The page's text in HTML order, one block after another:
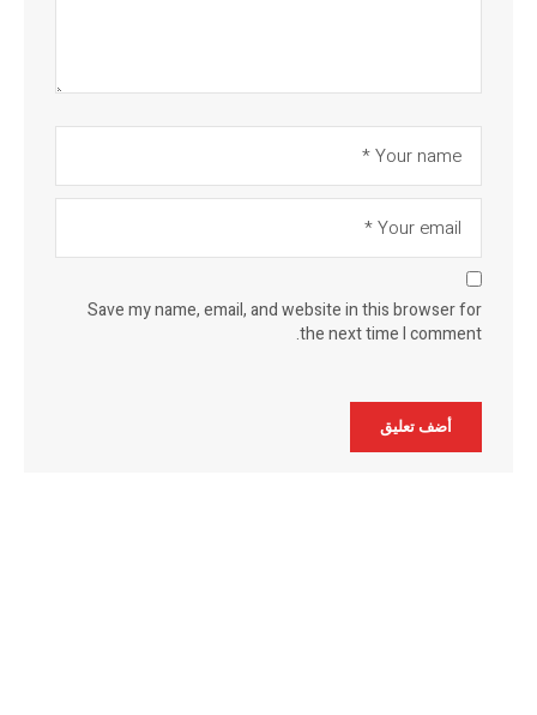
Save my name, email, and website in this browser for
the next time I comment.